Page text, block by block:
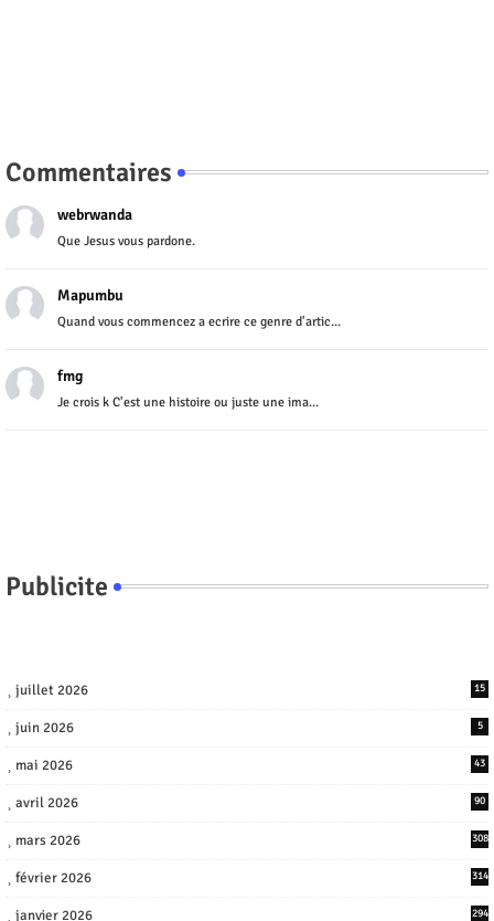
Commentaires
webrwanda
Que Jesus vous pardone.
Mapumbu
Quand vous commencez a ecrire ce genre d'artic...
fmg
Je crois k C'est une histoire ou juste une ima...
Publicite
juillet 2026 15
juin 2026 5
mai 2026 43
avril 2026 90
mars 2026 308
février 2026 314
janvier 2026 294